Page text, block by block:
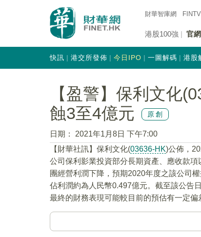
財華智庫網 FINTV
港股100強 官網
快訊 港交所發佈 今日IPO 一圖解碼 港股
【盈警】保利文化
蝕3至4億元
原創
日期：
2021年1月8日 下午7:00
【財華社訊】保利文化(03636-HK)公佈，
公司保利影業投資部分長期資產、應收款
團經營利潤下降，預期2020年度之該公司
佔利潤約為人民幣0.497億元。截至該公告
最終的財務表現可能較目前的預估有一定偏